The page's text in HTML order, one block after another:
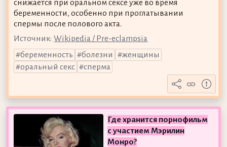
снижается при оральном сексе уже во время
беременности, особенно при проглатывании
спермы после полового акта.
Источник: Wikipedia / Pre-eclampsia
беременность
болезни
женщины
оральный секс
сперма
Где хранится порнофильм
с участием Мэрилин
Монро?